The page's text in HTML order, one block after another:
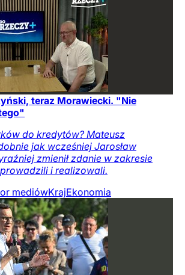
teraz Morawiecki. "Nie
do kredytów? Mateusz
jak wcześniej Jarosław
zmienił zdanie w zakresie
i realizowali.
mediówKrajEkonomia